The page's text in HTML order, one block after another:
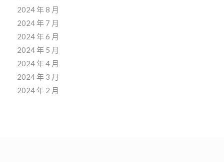
2024 年 8 月
2024 年 7 月
2024 年 6 月
2024 年 5 月
2024 年 4 月
2024 年 3 月
2024 年 2 月